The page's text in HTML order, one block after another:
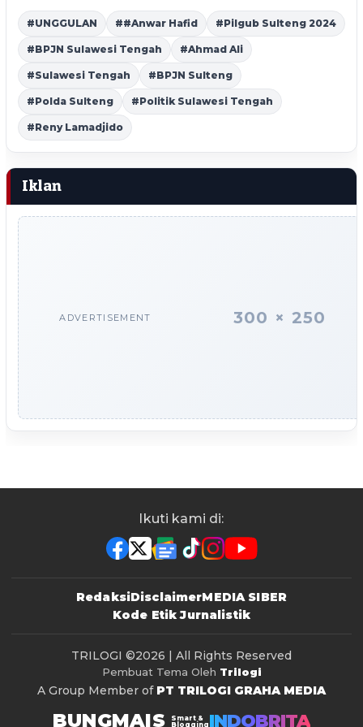
#UNGGULAN ##Anwar Hafid #Pilgub Sulteng 2024
#BPJN Sulawesi Tengah #Ahmad Ali
#Sulawesi Tengah #BPJN Sulteng
#Polda Sulteng #Politik Sulawesi Tengah
#Reny Lamadjido
Iklan
ADVERTISEMENT 300 × 250
Ikuti kami di:
RedaksiDisclaimerMEDIA SIBER
Kode Etik Jurnalistik
TRILOGI ©2026 | All Rights Reserved
Pembuat Tema Oleh Trilogi
A Group Member of PT TRILOGI GRAHA MEDIA
BUNGMAIS
Smart &
Blogging INDOBRITA